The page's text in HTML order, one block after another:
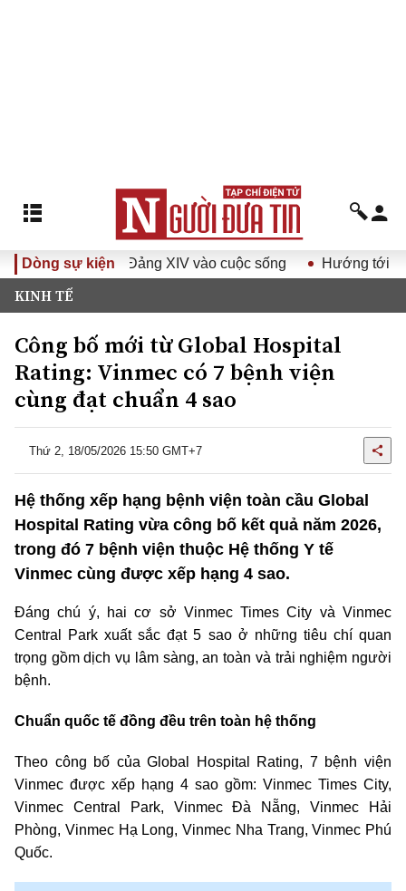
Dòng sự kiện
Đại hội Đảng XIV vào cuộc sống Hướng tới Đại hội đại
KINH TẾ
Công bố mới từ Global Hospital
Rating: Vinmec có 7 bệnh viện
cùng đạt chuẩn 4 sao
Thứ 2, 18/05/2026 15:50 GMT+7
Hệ thống xếp hạng bệnh viện toàn cầu Global
Hospital Rating vừa công bố kết quả năm 2026,
trong đó 7 bệnh viện thuộc Hệ thống Y tế
Vinmec cùng được xếp hạng 4 sao.
Đáng chú ý, hai cơ sở Vinmec Times City và Vinmec
Central Park xuất sắc đạt 5 sao ở những tiêu chí quan
trọng gồm dịch vụ lâm sàng, an toàn và trải nghiệm người
bệnh.
Chuẩn quốc tế đồng đều trên toàn hệ thống
Theo công bố của Global Hospital Rating, 7 bệnh viện
Vinmec được xếp hạng 4 sao gồm: Vinmec Times City,
Vinmec Central Park, Vinmec Đà Nẵng, Vinmec Hải
Phòng, Vinmec Hạ Long, Vinmec Nha Trang, Vinmec Phú
Quốc.